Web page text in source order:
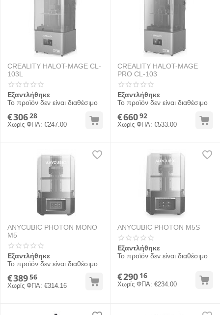
CREALITY HALOT-MAGE CL-
103L
Εξαντλήθηκε
Το προϊόν δεν είναι διαθέσιμο
€30628
Χωρίς ΦΠΑ: €247.00
CREALITY HALOT-MAGE
PRO CL-103
Εξαντλήθηκε
Το προϊόν δεν είναι διαθέσιμο
€66092
Χωρίς ΦΠΑ: €533.00
ANYCUBIC PHOTON MONO
M5
Εξαντλήθηκε
Το προϊόν δεν είναι διαθέσιμο
€38956
Χωρίς ΦΠΑ: €314.16
ANYCUBIC PHOTON M5S
Εξαντλήθηκε
Το προϊόν δεν είναι διαθέσιμο
€290 16
Χωρίς ΦΠΑ: €234.00